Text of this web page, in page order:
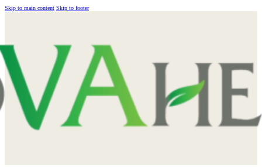
Skip to main content Skip to footer